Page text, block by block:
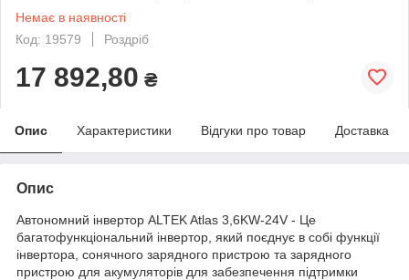
Немає в наявності
Код: 19579
Роздріб
17 892,80 ₴
Опис Характеристики Відгуки про товар Доставка
Опис
Автономний інвертор ALTEK Atlas 3,6KW-24V - Це
багатофункціональний інвертор, який поєднує в собі функції
інвертора, сонячного зарядного пристрою та зарядного
пристрою для акумуляторів для забезпечення підтримки